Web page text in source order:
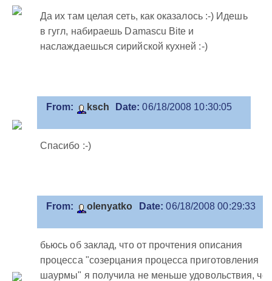
Да их там целая сеть, как оказалось :-) Идешь
в гугл, набираешь Damascu Bite и
наслаждаешься сирийской кухней :-)
From: ksch Date: 06/18/2008 10:30:05
Спасибо :-)
From: olenyatko Date: 06/18/2008 00:29:33
бьюсь об заклад, что от прочтения описания
процесса "созерцания процесса приготовления
шаурмы" я получила не меньше удовольствия,